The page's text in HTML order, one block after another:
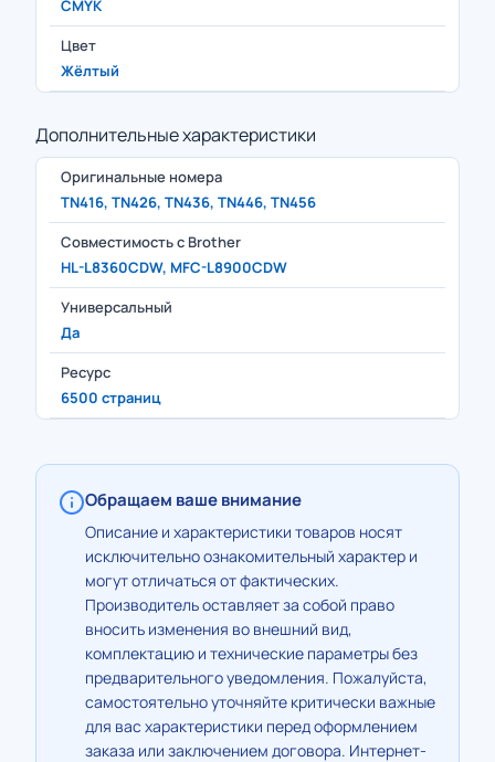
CMYK
Цвет
Жёлтый
Дополнительные характеристики
Оригинальные номера
TN416, TN426, TN436, TN446, TN456
Совместимость с Brother
HL-L8360CDW, MFC-L8900CDW
Универсальный
Да
Ресурс
6500 страниц
Обращаем ваше внимание
Описание и характеристики товаров носят
исключительно ознакомительный характер и
могут отличаться от фактических.
Производитель оставляет за собой право
вносить изменения во внешний вид,
комплектацию и технические параметры без
предварительного уведомления. Пожалуйста,
самостоятельно уточняйте критически важные
для вас характеристики перед оформлением
заказа или заключением договора. Интернет-